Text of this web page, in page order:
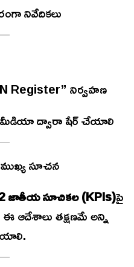
నివేదికలు
Register” నిర్వహణ
మీడియా ద్వారా షేర్ చేయాలి
సూచన
జాతీయ సూచికల (KPIs)పై
ఆదేశాలు తక్షణమే అన్ని